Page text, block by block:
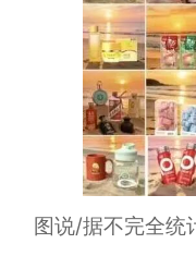
图说/据不完全统